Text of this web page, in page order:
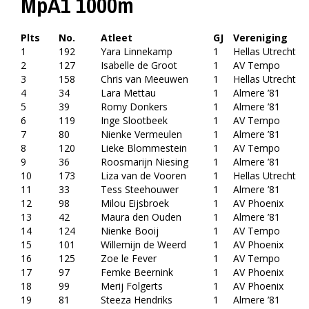
Plts No. Atleet GJ
Vereniging
1
192 Yara Linnekamp 1
Hellas Utrecht
2
127 Isabelle de Groot 1
AV Tempo
3
158 Chris van Meeuwen 1
Hellas Utrecht
4
34 Lara Mettau 1
Almere ’81
5
39 Romy Donkers 1
Almere ’81
6
119 Inge Slootbeek 1
AV Tempo
7
80 Nienke Vermeulen 1
Almere ’81
8
120 Lieke Blommestein 1
AV Tempo
9
36 Roosmarijn Niesing 1
Almere ’81
10
173 Liza van de Vooren 1
Hellas Utrecht
11
33 Tess Steehouwer 1
Almere ’81
12
98 Milou Eijsbroek 1
AV Phoenix
13
42 Maura den Ouden 1
Almere ’81
14
124 Nienke Booij 1
AV Tempo
15
101 Willemijn de Weerd 1
AV Phoenix
16
125 Zoe le Fever 1
AV Tempo
17
97 Femke Beernink 1
AV Phoenix
18
99 Merij Folgerts 1
AV Phoenix
19
81 Steeza Hendriks 1
Almere ’81